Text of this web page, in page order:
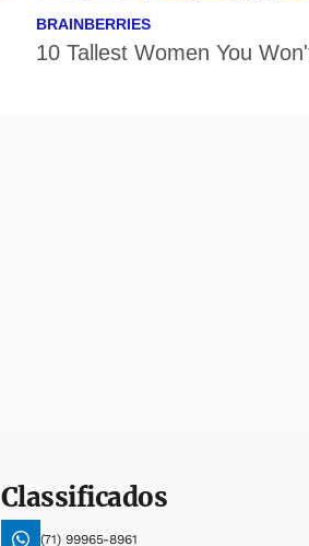
Classificados
(71) 99965-8961